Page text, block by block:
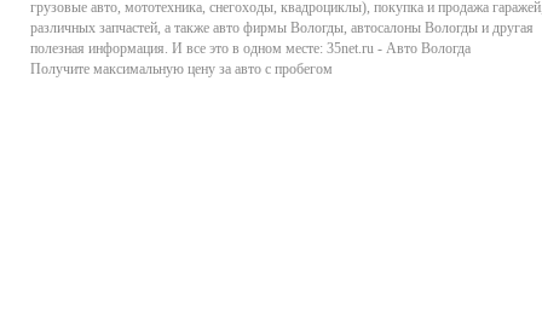
грузовые авто, мототехника, снегоходы, квадроциклы), покупка и продажа
различных запчастей, а также авто фирмы Вологды, автосалоны Вологды и другая
полезная информация. И все это в одном месте: 35net.ru - Авто Вологда
Получите максимальную цену за авто с пробегом